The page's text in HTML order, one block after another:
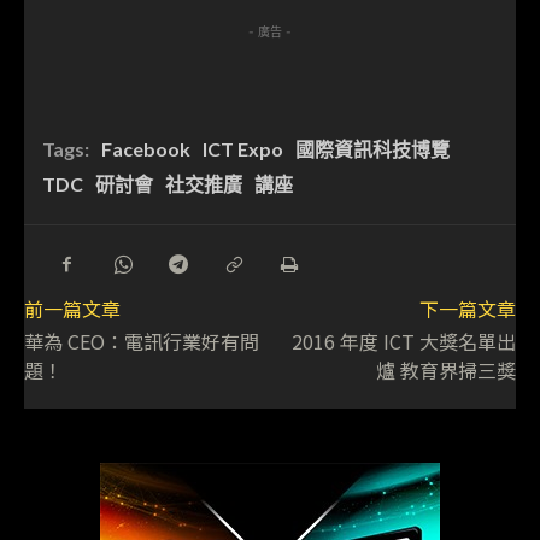
- 廣告 -
Tags: Facebook ICT Expo
國際資訊科技博覽
TDC 研討會 社交推廣 講座
前一篇文章
華為 CEO：電訊行業好有問
題！
下一篇文章
2016 年度 ICT 大獎名單出
爐 教育界掃三獎